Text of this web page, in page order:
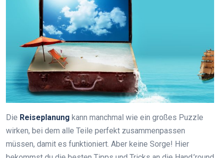
Die Reiseplanung kann manchmal wie ein großes Puzzle
wirken, bei dem alle Teile perfekt zusammenpassen
müssen, damit es funktioniert. Aber keine Sorge! Hier